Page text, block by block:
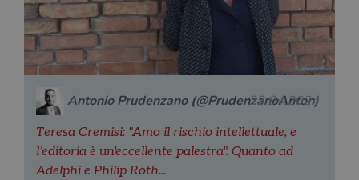
Antonio Prudenzano (@PrudenzanoAnton)
23.04.2024
Teresa Cremisi: "Amo il rischio intellettuale, e
l’editoria è un'eccellente palestra". Quanto ad
Adelphi e Philip Roth...